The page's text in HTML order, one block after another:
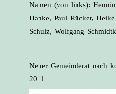
Namen (von links):
Hanke, Paul Rücker,
Schulz, Wolfgang
Neuer Gemeinderat nach
2011